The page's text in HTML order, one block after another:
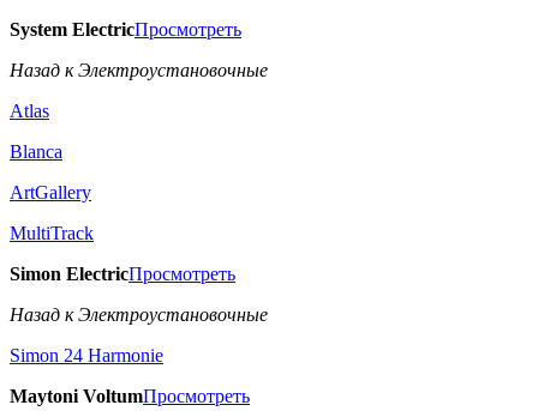
System ElectricПросмотреть
Назад к Электроустановочные
Atlas
Blanca
ArtGallery
MultiTrack
Simon ElectricПросмотреть
Назад к Электроустановочные
Simon 24 Harmonie
Maytoni VoltumПросмотреть